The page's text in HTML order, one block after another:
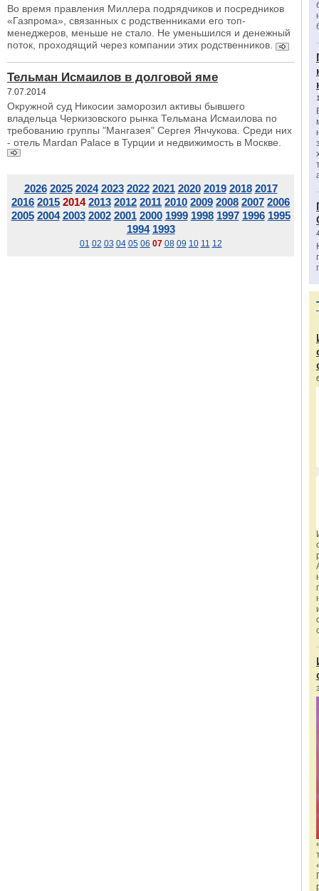
Во время правления Миллера подрядчиков и посредников
«Газпрома», связанных с родственниками его топ-
менеджеров, меньше не стало. Не уменьшился и денежный
поток, проходящий через компании этих родственников.
Тельман Исмаилов в долговой яме
7.07.2014
Окружной суд Никосии заморозил активы бывшего
владельца Черкизовского рынка Тельмана Исмаилова по
требованию группы "Мангазея" Сергея Янчукова. Среди них
- отель Mardan Palace в Турции и недвижимость в Москве.
2026 2025 2024 2023 2022 2021 2020 2019 2018 2017
2016 2015 2014 2013 2012 2011 2010 2009 2008 2007 2006
2005 2004 2003 2002 2001 2000 1999 1998 1997 1996 1995
1994 1993
01 02 03 04 05 06 07 08 09 10 11 12